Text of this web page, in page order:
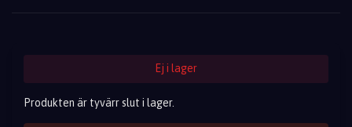
Ej i lager
Produkten är tyvärr slut i lager.